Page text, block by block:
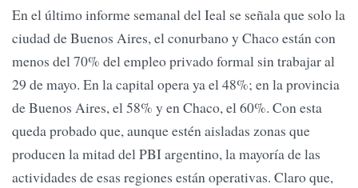
En el último informe semanal del Ieal se señala que solo la
ciudad de Buenos Aires, el conurbano y Chaco están con
menos del 70% del empleo privado formal sin trabajar al
29 de mayo. En la capital opera ya el 48%; en la provincia
de Buenos Aires, el 58% y en Chaco, el 60%. Con esta
queda probado que, aunque estén aisladas zonas que
producen la mitad del PBI argentino, la mayoría de las
actividades de esas regiones están operativas. Claro que,